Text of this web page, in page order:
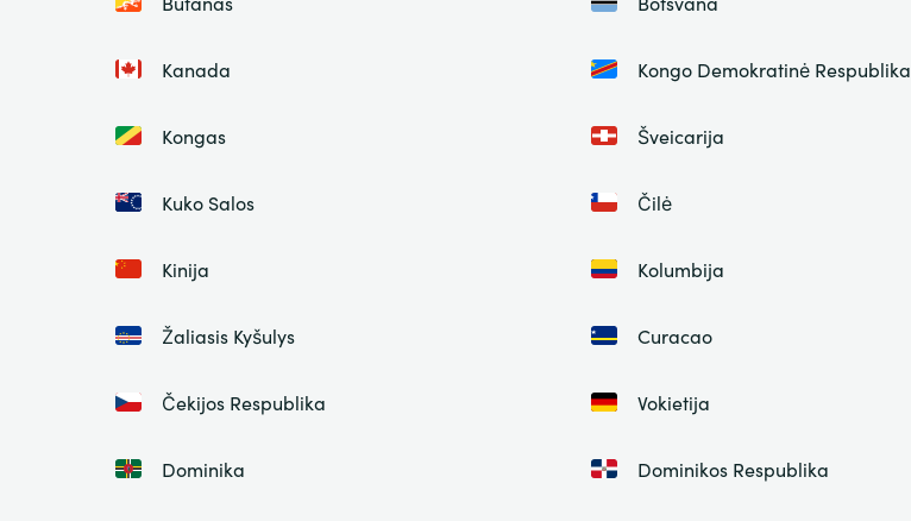
Kanada Kongo Demokratinė Respublika
Kongas Šveicarija
Kuko Salos Čilė
Kinija Kolumbija
Žaliasis Kyšulys Curacao
Čekijos Respublika Vokietija
Dominika Dominikos Respublika